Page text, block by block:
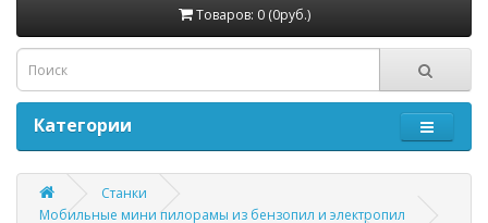
Товаров: 0 (0руб.)
Категории
Станки
Мобильные мини пилорамы из бензопил и электропил